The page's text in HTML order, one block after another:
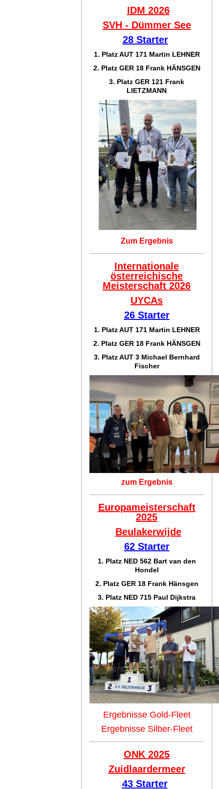
IDM 2026
SVH - Dümmer See
28 Starter
1. Platz AUT 171 Martin LEHNER
2. Platz GER 18 Frank HÄNSGEN
3. Platz GER 121 Frank
LIETZMANN
Zum Ergebnis
Internationale
österreichische
Meisterschaft 2026
UYCAs
26 Starter
1. Platz AUT 171 Martin LEHNER
2. Platz GER 18 Frank HÄNSGEN
3. Platz AUT 3 Michael Bernhard
Fischer
zum Ergebnis
Europameisterschaft
2025
Beulakerwijde
62 Starter
1. Platz NED 562 Bart van den
Hondel
2. Platz GER 18 Frank Hänsgen
3. Platz NED 715 Paul Dijkstra
Ergebnisse Gold-Fleet
Ergebnisse Silber-Fleet
ONK 2025
Zuidlaardermeer
43 Starter